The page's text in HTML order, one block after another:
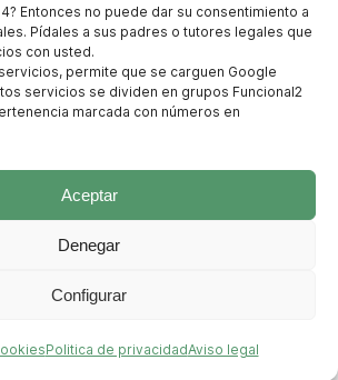
Entonces no puede dar su consentimiento a
Pídales a sus padres o tutores legales que
con usted.
permite que se carguen Google
servicios se dividen en grupos Funcional2
marcada con números en
Aceptar
Denegar
Configurar
Politica de privacidadAviso legal
Millán de la
Rioja)
Facebook